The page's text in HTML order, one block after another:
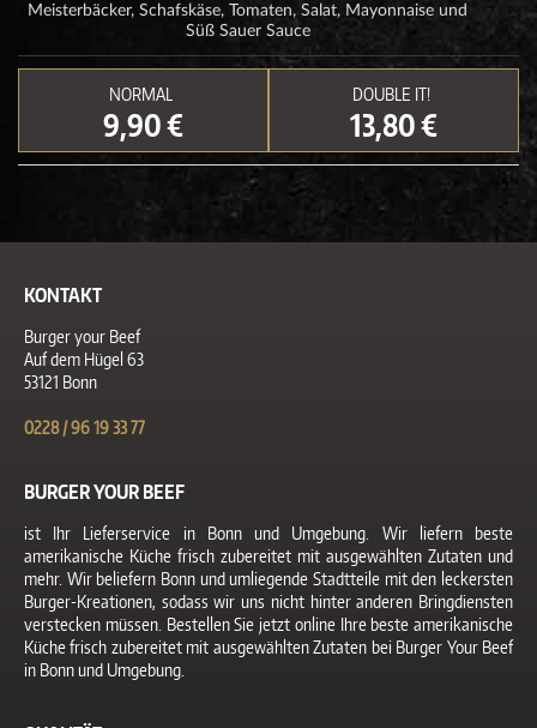
Meisterbäcker, Schafskäse, Tomaten, Salat, Mayonnaise und
Süß Sauer Sauce
NORMAL
9,90 €
DOUBLE IT!
13,80 €
KONTAKT
Burger your Beef
Auf dem Hügel 63
53121 Bonn
0228 / 96 19 33 77
BURGER YOUR BEEF
ist Ihr Lieferservice in Bonn und Umgebung. Wir liefern beste
amerikanische Küche frisch zubereitet mit ausgewählten Zutaten und
mehr. Wir beliefern Bonn und umliegende Stadtteile mit den leckersten
Burger-Kreationen, sodass wir uns nicht hinter anderen Bringdiensten
verstecken müssen. Bestellen Sie jetzt online Ihre beste amerikanische
Küche frisch zubereitet mit ausgewählten Zutaten bei Burger Your Beef
in Bonn und Umgebung.